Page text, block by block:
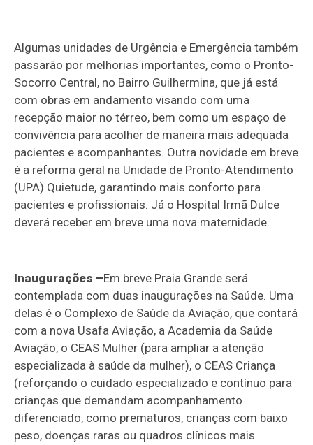
Algumas unidades de Urgência e Emergência também
passarão por melhorias importantes, como o Pronto-
Socorro Central, no Bairro Guilhermina, que já está
com obras em andamento visando com uma
recepção maior no térreo, bem como um espaço de
convivência para acolher de maneira mais adequada
pacientes e acompanhantes. Outra novidade em breve
é a reforma geral na Unidade de Pronto-Atendimento
(UPA) Quietude, garantindo mais conforto para
pacientes e profissionais. Já o Hospital Irmã Dulce
deverá receber em breve uma nova maternidade.
Inaugurações –Em breve Praia Grande será
contemplada com duas inaugurações na Saúde. Uma
delas é o Complexo de Saúde da Aviação, que contará
com a nova Usafa Aviação, a Academia da Saúde
Aviação, o CEAS Mulher (para ampliar a atenção
especializada à saúde da mulher), o CEAS Criança
(reforçando o cuidado especializado e contínuo para
crianças que demandam acompanhamento
diferenciado, como prematuros, crianças com baixo
peso, doenças raras ou quadros clínicos mais